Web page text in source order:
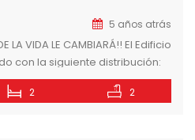
5 años atrás
LA VIDA LE CAMBIARÁ!! El Edificio
con la siguiente distribución:
palier de acceso equipado y
sector posterior estarán
2 2